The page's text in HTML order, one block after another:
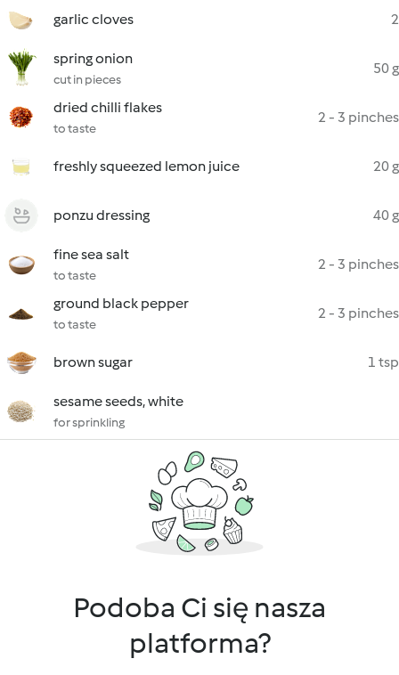
garlic cloves 2
spring onion
cut in pieces
50 g
dried chilli flakes
to taste
2 - 3 pinches
freshly squeezed lemon juice 20 g
ponzu dressing 40 g
fine sea salt
to taste
2 - 3 pinches
ground black pepper
to taste
2 - 3 pinches
brown sugar 1 tsp
sesame seeds, white
for sprinkling
Podoba Ci się nasza
platforma?